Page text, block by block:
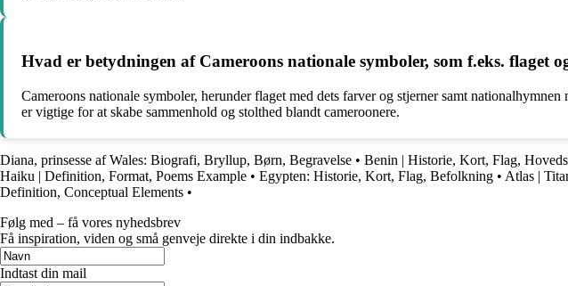
Hvad er betydningen af Cameroons nationale symboler, som f.eks. flaget
Cameroons nationale symboler, herunder flaget med dets farver og stjerner samt
er vigtige for at skabe sammenhold og stolthed blandt cameroonere.
Diana, prinsesse af Wales: Biografi, Bryllup, Børn, Begravelse • Benin | Historie, Kort, Flag,
Haiku | Definition, Format, Poems Example • Egypten: Historie, Kort, Flag, Befolkning • Atlas |
Definition, Conceptual Elements •
Følg med – få vores nyhedsbrev
Få inspiration, viden og små genveje direkte i din indbakke.
Indtast din mail